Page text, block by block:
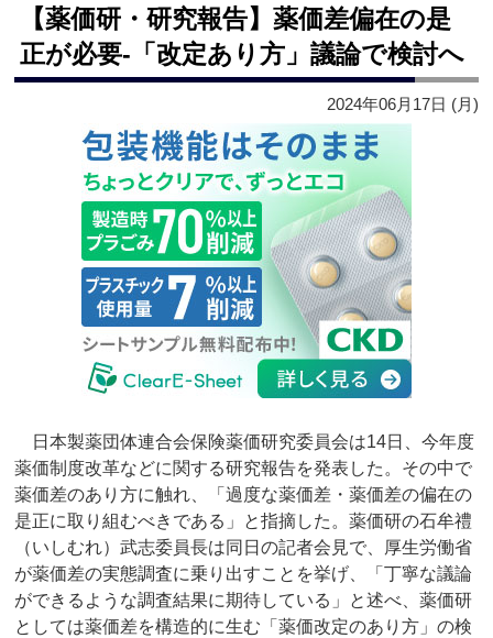
【薬価研・研究報告】薬価差偏在の是
正が必要‐「改定あり方」議論で検討へ
2024年06月17日 (月)
日本製薬団体連合会保険薬価研究委員会は14日、今年度
薬価制度改革などに関する研究報告を発表した。その中で
薬価差のあり方に触れ、「過度な薬価差・薬価差の偏在の
是正に取り組むべきである」と指摘した。薬価研の石牟禮
（いしむれ）武志委員長は同日の記者会見で、厚生労働省
が薬価差の実態調査に乗り出すことを挙げ、「丁寧な議論
ができるような調査結果に期待している」と述べ、薬価研
としては薬価差を構造的に生む「薬価改定のあり方」の検